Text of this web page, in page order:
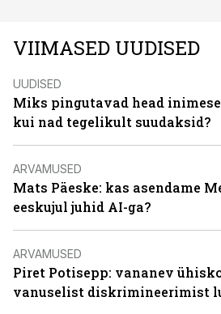
VIIMASED UUDISED
UUDISED
Miks pingutavad head
kui nad tegelikult suudaksid?
ARVAMUSED
Mats Päeske: kas asendame
eeskujul juhid AI-ga?
ARVAMUSED
Piret Potisepp: vananev
vanuselist diskrimineerimist